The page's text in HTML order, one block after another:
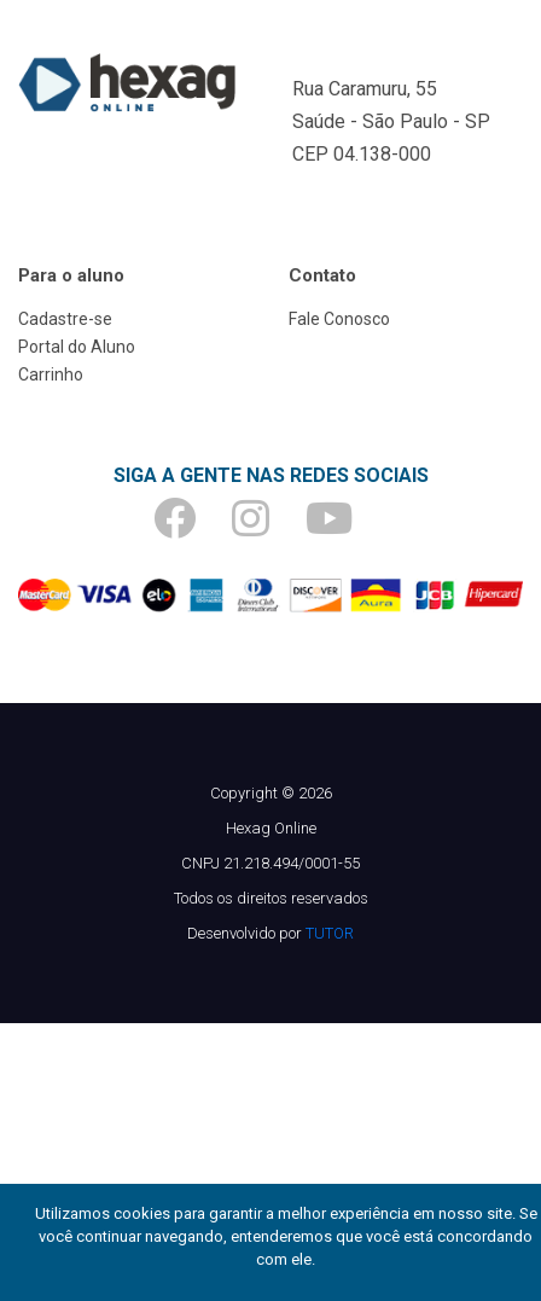
Rua Caramuru, 55
Saúde - São Paulo - SP
CEP 04.138-000
Para o aluno
Cadastre-se
Portal do Aluno
Carrinho
Contato
Fale Conosco
SIGA A GENTE NAS REDES SOCIAIS
Copyright © 2026
Hexag Online
CNPJ 21.218.494/0001-55
Todos os direitos reservados
Desenvolvido por TUTOR
Utilizamos cookies para garantir a melhor experiência em nosso site. Se
você continuar navegando, entenderemos que você está concordando
com ele.